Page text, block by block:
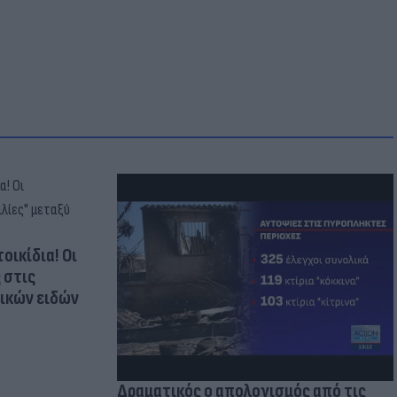
Οι
ειδών
Δραματικός ο απολογισμός από τις